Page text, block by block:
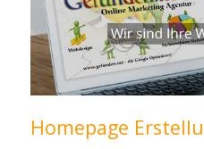
Homepage